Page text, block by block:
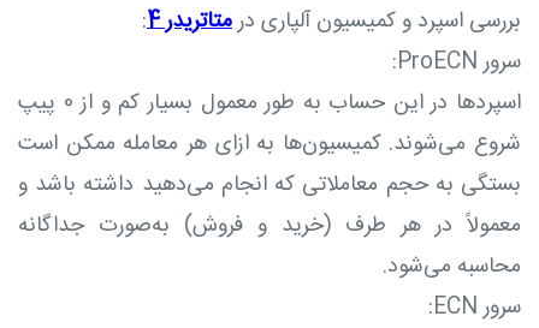
بررسی اسپرد و کمیسیون آلپاری درمتاتریدر 4 :
سرور ProECN:
اسپردها در این حساب به طور معمول بسیار کم و از 0 پیپ
شروع می‌شوند. کمیسیون‌ها به ازای هر معامله ممکن است
بستگی به حجم معاملاتی که انجام می‌دهید داشته باشد و
معمولاً در هر طرف (خرید و فروش) به‌صورت جداگانه
محاسبه می‌شود.
سرور ECN: